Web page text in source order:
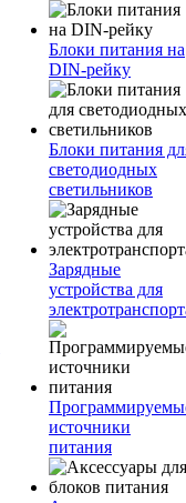
Блоки питания на
DIN-рейку
Блоки питания
светодиодных
светильников
Зарядные
устройства для
источники
питания